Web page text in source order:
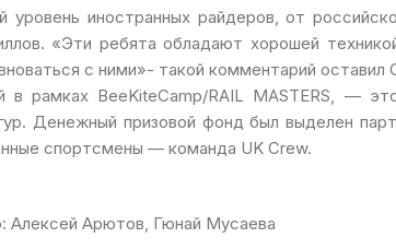
уровень иностранных райдеров, от
«Эти ребята обладают хорошей
с ними»- такой комментарий оставил
в рамках BeeKiteCamp/RAIL MASTERS, —
Денежный призовой фонд был выделен
спортсмены — команда UK Crew.
Алексей Арютов, Гюнай Мусаева